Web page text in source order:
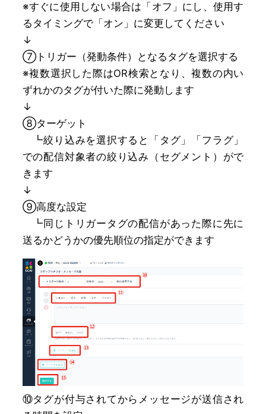
※すぐに使用しない場合は「オフ」にし、使用す
るタイミングで「オン」に変更してください
↓
⑦トリガー（発動条件）となるタグを選択する
※複数選択した際はOR検索となり、複数の内い
ずれかのタグが付いた際に発動します
↓
⑧ターゲット
┗絞り込みを選択すると「タグ」「フラグ」
での配信対象者の絞り込み（セグメント）がで
きます
↓
⑨高度な設定
┗同じトリガータグの配信があった際に先に
送るかどうかの優先順位の指定ができます
⑩タグが付与されてからメッセージが送信され